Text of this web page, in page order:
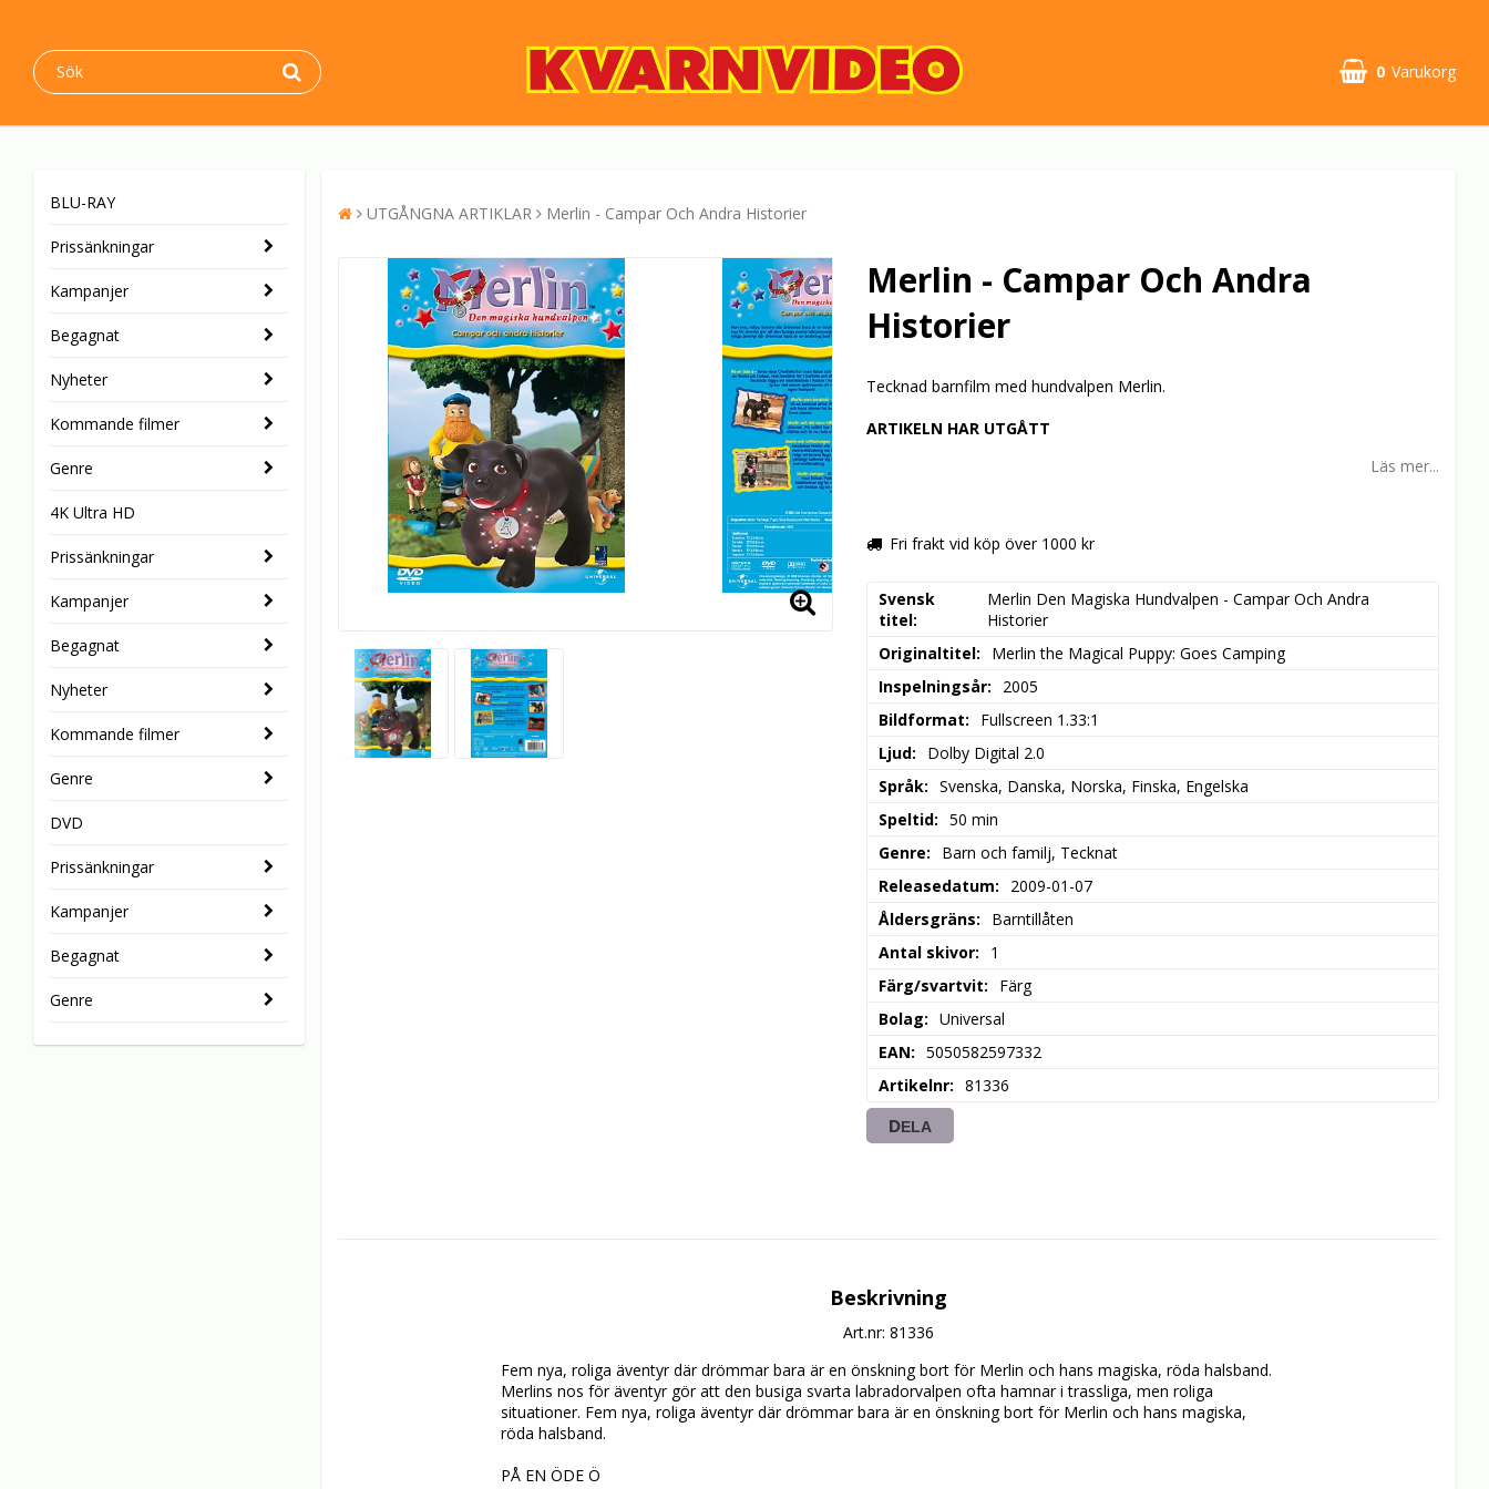
0 Varukorg
BLU-RAY
Prissänkningar
Kampanjer
Begagnat
Nyheter
Kommande filmer
Genre
4K Ultra HD
Prissänkningar
Kampanjer
Begagnat
Nyheter
Kommande filmer
Genre
DVD
Prissänkningar
Kampanjer
Begagnat
Genre
UTGÅNGNA ARTIKLAR Merlin - Campar Och Andra Historier
Merlin - Campar Och Andra
Historier
Tecknad barnfilm med hundvalpen Merlin.
ARTIKELN HAR UTGÅTT
Läs mer...
Fri frakt vid köp över 1000 kr
Svensk
titel
Merlin Den Magiska Hundvalpen - Campar Och Andra
Historier
Originaltitel
Merlin the Magical Puppy: Goes Camping
Inspelningsår
2005
Bildformat
Fullscreen 1.33:1
Ljud
Dolby Digital 2.0
Språk
Svenska, Danska, Norska, Finska, Engelska
Speltid
50 min
Genre
Barn och familj, Tecknat
Releasedatum
2009-01-07
Åldersgräns
Barntillåten
Antal skivor
1
Färg/svartvit
Färg
Bolag
Universal
EAN
5050582597332
Artikelnr
81336
DELA
Beskrivning
Art.nr: 81336
Fem nya, roliga äventyr där drömmar bara är en önskning bort för Merlin och hans magiska, röda halsband.
Merlins nos för äventyr gör att den busiga svarta labradorvalpen ofta hamnar i trassliga, men roliga
situationer. Fem nya, roliga äventyr där drömmar bara är en önskning bort för Merlin och hans magiska,
röda halsband.
PÅ EN ÖDE Ö